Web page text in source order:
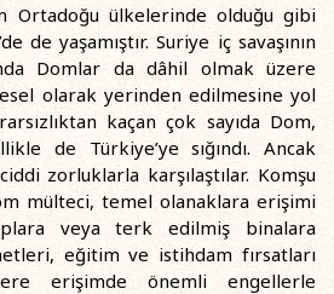
Ortadoğu ülkelerinde olduğu gibi
de yaşamıştır. Suriye iç savaşının
Domlar da dâhil olmak üzere
olarak yerinden edilmesine yol
kaçan çok sayıda Dom,
de Türkiye’ye sığındı. Ancak
zorluklarla karşılaştılar. Komşu
mülteci, temel olanaklara erişimi
veya terk edilmiş binalara
eğitim ve istihdam fırsatları
erişimde önemli engellerle